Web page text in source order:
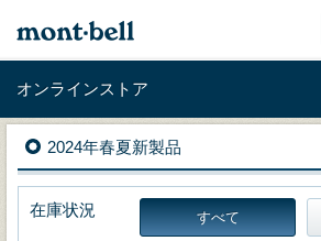
オンラインストア
2024年春夏新製品
在庫状況 すべて